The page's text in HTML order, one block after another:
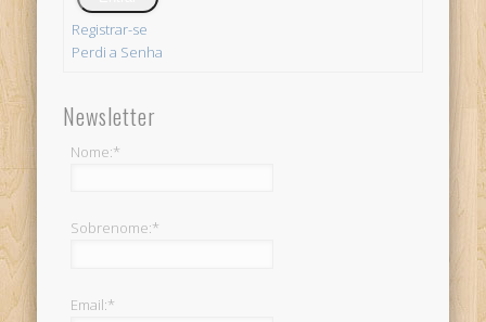
Registrar-se
Perdi a Senha
Newsletter
Nome:*
Sobrenome:*
Email:*